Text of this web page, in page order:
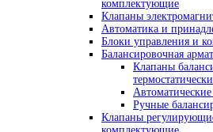
комплектующие
Клапаны
Автоматика и
Блоки управления и
Балансировочная
Клапаны
Ручные
Клапаны